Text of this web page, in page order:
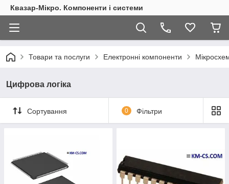
Квазар-Мікро. Компоненти і системи
Товари та послуги Електронні компоненти
Цифрова логіка
Сортування 0 Фільтри